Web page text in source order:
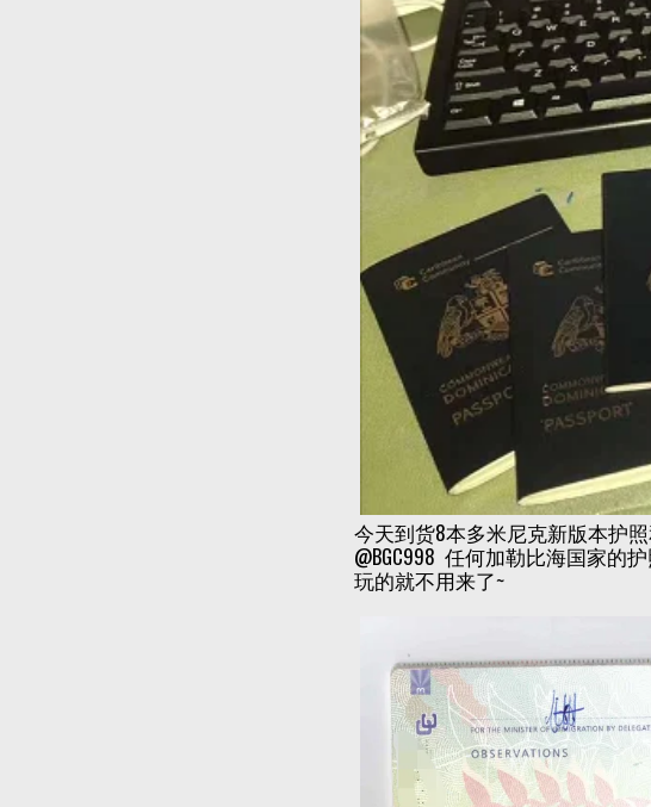
今天到货8本多米尼克新版本护
@BGC998 任何加勒比海国家的
玩的就不用来了~